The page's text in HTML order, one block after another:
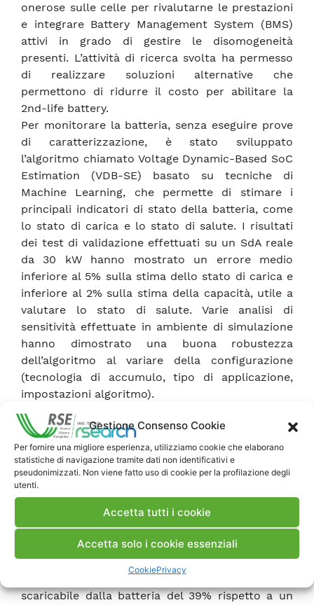
Gestione Consenso Cookie
Per fornire una migliore esperienza, utilizziamo cookie che elaborano
statistiche di navigazione tramite dati non identificativi e
pseudonimizzati. Non viene fatto uso di cookie per la profilazione degli
utenti.
Accetta tutti i cookie
Accetta solo i cookie essenziali
CookiePrivacy
onerose sulle celle per rivalutarne le prestazioni
e integrare Battery Management System (BMS)
attivi in grado di gestire le disomogeneità
presenti. L’attività di ricerca svolta ha permesso
di realizzare soluzioni alternative che
permettono di ridurre il costo per abilitare la
2nd-life battery.
Per monitorare la batteria, senza eseguire prove
di caratterizzazione, è stato sviluppato
l’algoritmo chiamato Voltage Dynamic-Based SoC
Estimation (VDB-SE) basato su tecniche di
Machine Learning, che permette di stimare i
principali indicatori di stato della batteria, come
lo stato di carica e lo stato di salute. I risultati
dei test di validazione effettuati su un SdA reale
da 30 kW hanno mostrato un errore medio
inferiore al 5% sulla stima dello stato di carica e
inferiore al 2% sulla stima della capacità, utile a
valutare lo stato di salute. Varie analisi di
sensitività effettuate in ambiente di simulazione
hanno dimostrato una buona robustezza
dell’algoritmo al variare della configurazione
(tecnologia di accumulo, tipo di applicazione,
impostazioni algoritmo).
Riguardo la gestione di una batteria 2nd-life, si
sono proseguite e concluse le prove di
validazione di un prototipo di SdA 2nd-life
gestito da un BMS attivo, avviate nel corso della
precedente annualità. Le prove hanno permesso
di dimostrare come l’uso di un BMS attivo sia in
grado di migliorare le prestazioni di una batteria
composta da moduli 2nd-life, quindi dell’intero
SdA, gestendo opportunamente le disomogeneità
tra i moduli. I risultati ottenuti mostrano che il
BMS permette di incrementare l’energia
scaricabile dalla batteria del 39% rispetto a un